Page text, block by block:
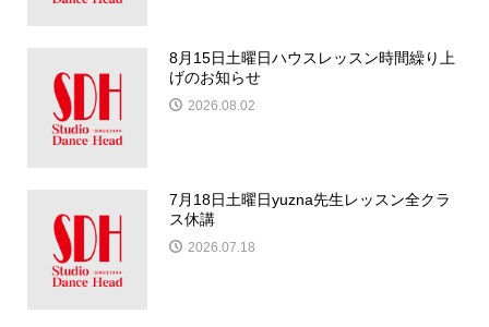
8月15日土曜日ハウスレッスン時間繰り上
げのお知らせ
2026.08.02
7月18日土曜日yuzna先生レッスン全クラ
ス休講
2026.07.18